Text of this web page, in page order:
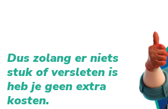
Dus zolang er niets
stuk of versleten is
heb je geen extra
kosten.